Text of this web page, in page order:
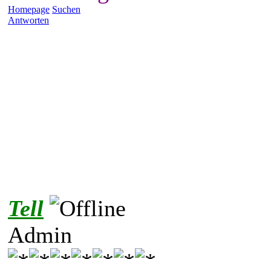
Homepage Suchen
Antworten
Tell
Admin